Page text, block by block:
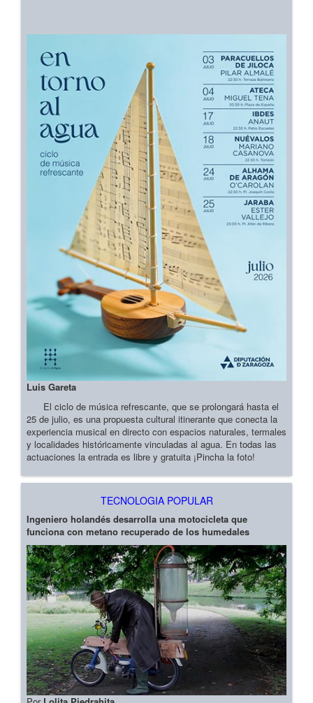
Luis Gareta
El ciclo de música refrescante, que se prolongará hasta el
25 de julio, es una propuesta cultural itinerante que conecta la
experiencia musical en directo con espacios naturales, termales
y localidades históricamente vinculadas al agua. En todas las
actuaciones la entrada es libre y gratuita ¡Pincha la foto!
TECNOLOGIA POPULAR
Ingeniero holandés desarrolla una motocicleta que
funciona con metano recuperado de los humedales